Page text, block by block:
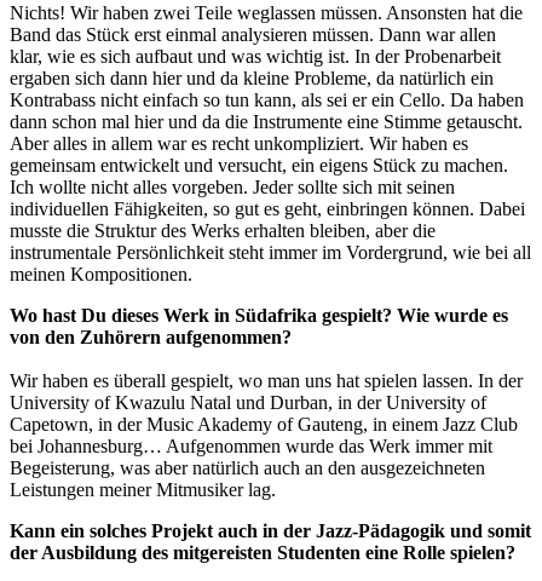
Nichts! Wir haben zwei Teile weglassen müssen. Ansonsten hat die
Band das Stück erst einmal analysieren müssen. Dann war allen
klar, wie es sich aufbaut und was wichtig ist. In der Probenarbeit
ergaben sich dann hier und da kleine Probleme, da natürlich ein
Kontrabass nicht einfach so tun kann, als sei er ein Cello. Da haben
dann schon mal hier und da die Instrumente eine Stimme getauscht.
Aber alles in allem war es recht unkompliziert. Wir haben es
gemeinsam entwickelt und versucht, ein eigens Stück zu machen.
Ich wollte nicht alles vorgeben. Jeder sollte sich mit seinen
individuellen Fähigkeiten, so gut es geht, einbringen können. Dabei
musste die Struktur des Werks erhalten bleiben, aber die
instrumentale Persönlichkeit steht immer im Vordergrund, wie bei all
meinen Kompositionen.
Wo hast Du dieses Werk in Südafrika gespielt? Wie wurde es
von den Zuhörern aufgenommen?
Wir haben es überall gespielt, wo man uns hat spielen lassen. In der
University of Kwazulu Natal und Durban, in der University of
Capetown, in der Music Akademy of Gauteng, in einem Jazz Club
bei Johannesburg… Aufgenommen wurde das Werk immer mit
Begeisterung, was aber natürlich auch an den ausgezeichneten
Leistungen meiner Mitmusiker lag.
Kann ein solches Projekt auch in der Jazz-Pädagogik und somit
der Ausbildung des mitgereisten Studenten eine Rolle spielen?